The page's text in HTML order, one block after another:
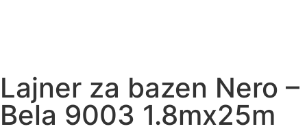
Lajner za bazen Nero –
Bela 9003 1.8mx25m